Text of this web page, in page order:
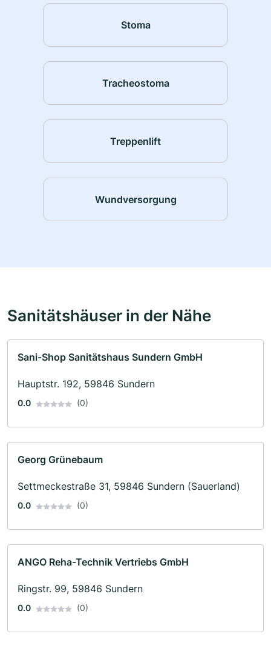
Stoma
Tracheostoma
Treppenlift
Wundversorgung
Sanitätshäuser in der Nähe
Sani-Shop Sanitätshaus Sundern GmbH
Hauptstr. 192, 59846 Sundern
0.0 (0)
Georg Grünebaum
Settmeckestraße 31, 59846 Sundern (Sauerland)
0.0 (0)
ANGO Reha-Technik Vertriebs GmbH
Ringstr. 99, 59846 Sundern
0.0 (0)